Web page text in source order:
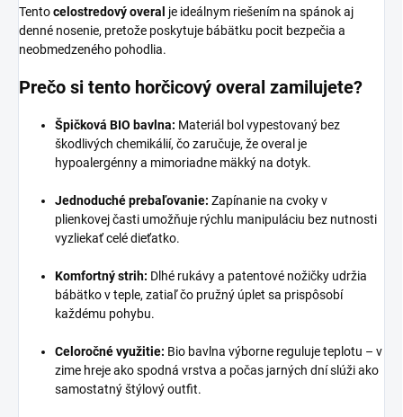
Tentocelostredový overal je ideálnym riešením na spánok aj
denné nosenie, pretože poskytuje bábätku pocit bezpečia a
neobmedzeného pohodlia.
Prečo si tento horčicový overal zamilujete?
Špičková BIO bavlna: Materiál bol vypestovaný bez
škodlivých chemikálií, čo zaručuje, že overal je
hypoalergénny a mimoriadne mäkký na dotyk.
Jednoduché prebaľovanie: Zapínanie na cvoky v
plienkovej časti umožňuje rýchlu manipuláciu bez nutnosti
vyzliekať celé dieťatko.
Komfortný strih: Dlhé rukávy a patentové nožičky udržia
bábätko v teple, zatiaľ čo pružný úplet sa prispôsobí
každému pohybu.
Celoročné využitie: Bio bavlna výborne reguluje teplotu – v
zime hreje ako spodná vrstva a počas jarných dní slúži ako
samostatný štýlový outfit.